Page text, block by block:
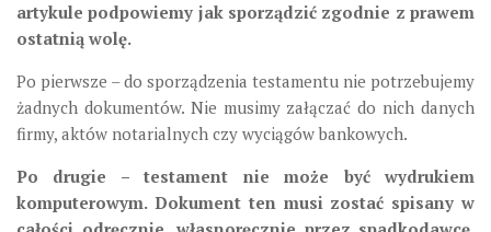
artykule podpowiemy jak sporządzić zgodnie z prawem
ostatnią wolę.
Po pierwsze – do sporządzenia testamentu nie potrzebujemy
żadnych dokumentów. Nie musimy załączać do nich danych
firmy, aktów notarialnych czy wyciągów bankowych.
Po drugie – testament nie może być wydrukiem
komputerowym. Dokument ten musi zostać spisany w